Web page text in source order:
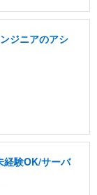
ジニアのアシ
経験OK/サーバ